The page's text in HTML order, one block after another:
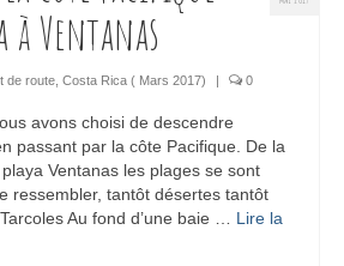
à Ventanas
de route Costa Rica ( Mars 2017) | 0
avons choisi de descendre
passant par la côte Pacifique. De la
Ventanas les plages se sont
ressembler, tantôt désertes tantôt
Au fond d’une baie … Lire la